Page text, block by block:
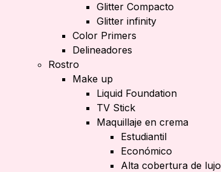
Glitter Compacto
Glitter infinity
Color Primers
Delineadores
Rostro
Make up
Liquid Foundation
TV Stick
Maquillaje en crema
Estudiantil
Económico
Alta cobertura de lujo